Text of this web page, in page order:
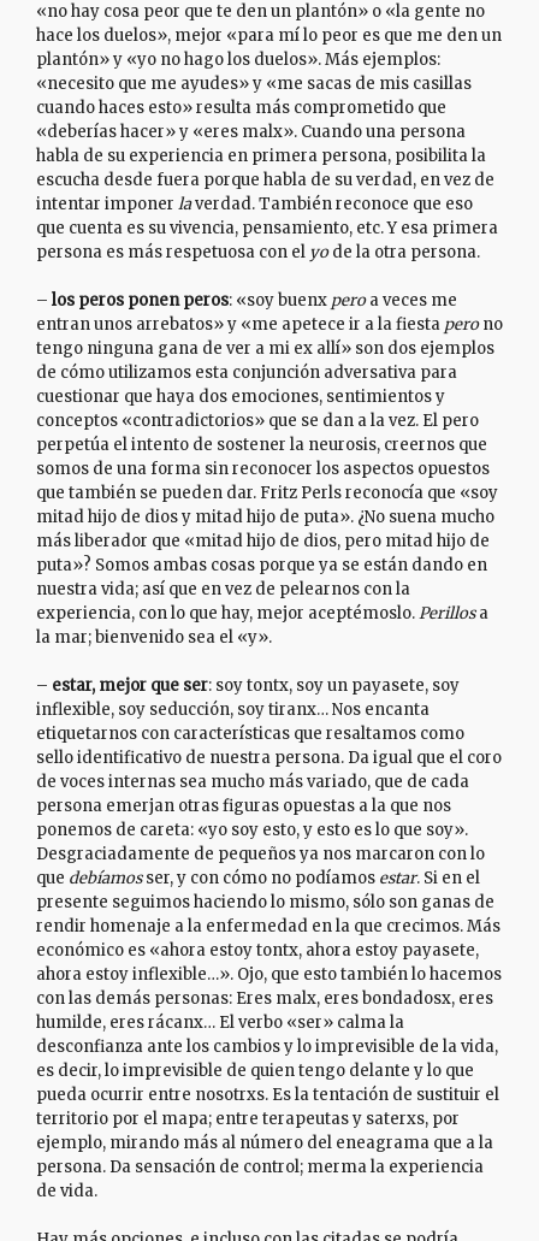
«no hay cosa peor que te den un plantón» o «la gente no
hace los duelos», mejor «para mí lo peor es que me den un
plantón» y «yo no hago los duelos». Más ejemplos:
«necesito que me ayudes» y «me sacas de mis casillas
cuando haces esto» resulta más comprometido que
«deberías hacer» y «eres malx». Cuando una persona
habla de su experiencia en primera persona, posibilita la
escucha desde fuera porque habla de su verdad, en vez de
intentar imponer laverdad. También reconoce que eso
que cuenta es su vivencia, pensamiento, etc. Y esa primera
persona es más respetuosa con el yode la otra persona.
– los peros ponen peros: «soy buenx peroa veces me
entran unos arrebatos» y «me apetece ir a la fiesta perono
tengo ninguna gana de ver a mi ex allí» son dos ejemplos
de cómo utilizamos esta conjunción adversativa para
cuestionar que haya dos emociones, sentimientos y
conceptos «contradictorios» que se dan a la vez. El pero
perpetúa el intento de sostener la neurosis, creernos que
somos de una forma sin reconocer los aspectos opuestos
que también se pueden dar. Fritz Perls reconocía que «soy
mitad hijo de dios y mitad hijo de puta». ¿No suena mucho
más liberador que «mitad hijo de dios, pero mitad hijo de
puta»? Somos ambas cosas porque ya se están dando en
nuestra vida; así que en vez de pelearnos con la
experiencia, con lo que hay, mejor aceptémoslo.Perillosa
la mar; bienvenido sea el «y».
– estar, mejor que ser: soy tontx, soy un payasete, soy
inflexible, soy seducción, soy tiranx… Nos encanta
etiquetarnos con características que resaltamos como
sello identificativo de nuestra persona. Da igual que el coro
de voces internas sea mucho más variado, que de cada
persona emerjan otras figuras opuestas a la que nos
ponemos de careta: «yo soy esto, y esto es lo que soy».
Desgraciadamente de pequeños ya nos marcaron con lo
que debíamosser, y con cómo no podíamos estar. Si en el
presente seguimos haciendo lo mismo, sólo son ganas de
rendir homenaje a la enfermedad en la que crecimos. Más
económico es «ahora estoy tontx, ahora estoy payasete,
ahora estoy inflexible…». Ojo, que esto también lo hacemos
con las demás personas: Eres malx, eres bondadosx, eres
humilde, eres rácanx… El verbo «ser» calma la
desconfianza ante los cambios y lo imprevisible de la vida,
es decir, lo imprevisible de quien tengo delante y lo que
pueda ocurrir entre nosotrxs. Es la tentación de sustituir el
territorio por el mapa; entre terapeutas y saterxs, por
ejemplo, mirando más al número del eneagrama que a la
persona. Da sensación de control; merma la experiencia
de vida.